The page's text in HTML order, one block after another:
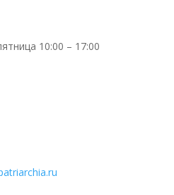
10:00 – 17:00